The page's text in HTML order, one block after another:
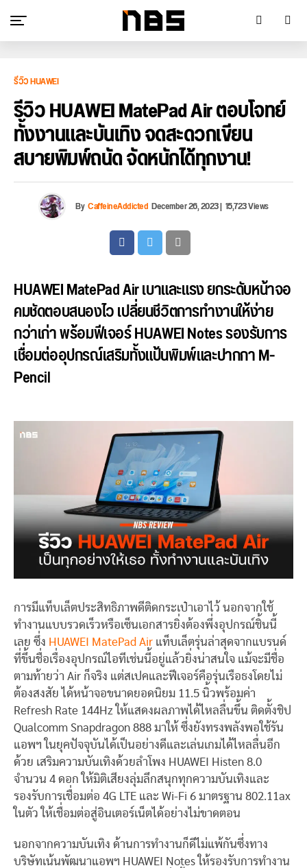
รีวิว HUAWEI
รีวิว HUAWEI MatePad Air ตอบโจทย์
ทั้งงานและบันเทิง จดสะดวกเขียน
สบายพิมพ์ถนัด จัดหนักได้ทุกงาน!
ByCaffeineAddicted December 26, 2023| 15,723 Views
HUAWEI MatePad Air เบาและแรง ยกระดับหน้าจอ
คมชัดตอบสนองไว เปลี่ยนชีวิตการทำงานให้ง่าย
กว่าเก่า พร้อมฟีเจอร์ HUAWEI Notes รองรับการ
เชื่อมต่ออุปกรณ์เสริมทั้งแป้นพิมพ์และปากกา M-
Pencil
การมีแท็บเล็ตประสิทธิภาพดีติดกระเป๋าเอาไว้ นอกจากใช้
ทำงานแบบรวดเร็วหรือเซ็นเอกสารยิ่งต้องพึ่งอุปกรณ์ชิ้นนี้
เลย ซึ่ง HUAWEI MatePad Air แท็บเล็ตรุ่นล่าสุดจากแบรนด์
ที่ขึ้นชื่อเรื่องอุปกรณ์ไอทีเช่นนี้อยู่แล้วยิ่งน่าสนใจ แม้จะมีชื่อ
ตามท้ายว่า Air ก็จริง แต่สเปคและฟีเจอร์คือรุ่นเรือธงโดยไม่
ต้องสงสัย ได้หน้าจอขนาดยอดนิยม 11.5 นิ้วพร้อมค่า
Refresh Rate 144Hz ให้แสดงผลภาพได้ไหลลื่นขึ้น ติดตั้งชิป
Qualcomm Snapdragon 888 มาให้ ซึ่งยังทรงพลังพอใช้รัน
แอพฯ ในยุคปัจจุบันได้เป็นอย่างดีและเล่นเกมได้ไหลลื่นอีก
ด้วย เสริมความบันเทิงด้วยลำโพง HUAWEI Histen 8.0
จำนวน 4 ดอก ให้มิติเสียงลุ่มลึกสนุกทุกความบันเทิงและ
รองรับการเชื่อมต่อ 4G LTE และ Wi-Fi 6 มาตรฐาน 802.11ax
ในตัว ให้เชื่อมต่อสู่อินเตอร์เน็ตได้อย่างไม่ขาดตอน
นอกจากความบันเทิง ด้านการทำงานก็ดีไม่แพ้กันซึ่งทาง
บริษัทเน้นพัฒนาแอพฯ HUAWEI Notes ให้รองรับการทำงาน